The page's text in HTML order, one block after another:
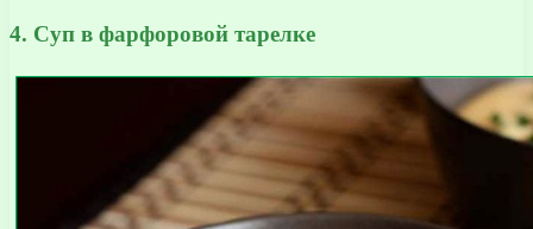
4. Суп в фарфоровой тарелке